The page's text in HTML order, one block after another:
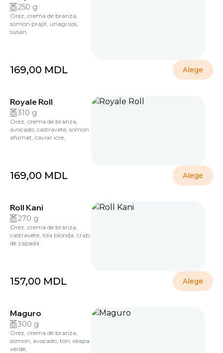
250 g
Orez, crema de branza,
somon prajit, unagi sos,
susan.
169,00 MDL Alege
Royale Roll
310 g
Orez, crema de branza,
avocado, castravete, somon
afumat, caviar icre,
169,00 MDL Alege
Roll Kani
270 g
Orez, crema de branza,
castravete, lola blonda, crab
de zapada.
157,00 MDL Alege
Maguro
300 g
Orez, crema de branza,
somon, avocado, ton, ceapa
verde,